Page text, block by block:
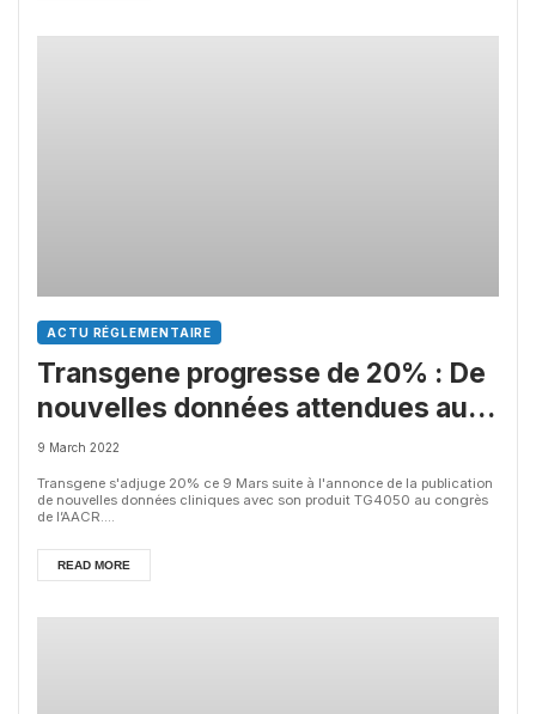
ACTU RÉGLEMENTAIRE
Transgene progresse de 20% : De
nouvelles données attendues au
congrès AACR
9 March 2022
Transgene s'adjuge 20% ce 9 Mars suite à l'annonce de la publication
de nouvelles données cliniques avec son produit TG4050 au congrès
de l’AACR....
READ MORE